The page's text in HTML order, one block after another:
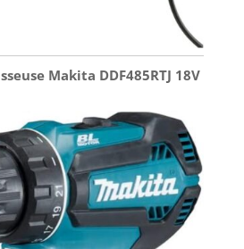
Makita DDF485RTJ 18V